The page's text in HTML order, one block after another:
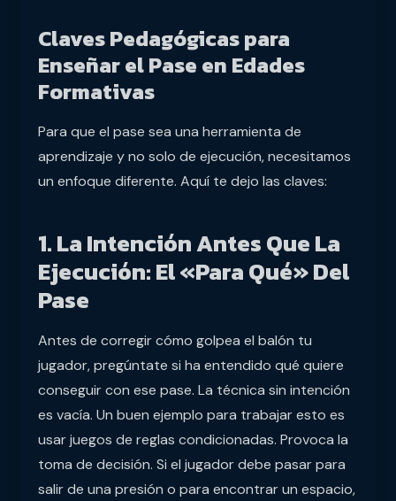
Claves Pedagógicas para
Enseñar el Pase en Edades
Formativas
Para que el pase sea una herramienta de
aprendizaje y no solo de ejecución, necesitamos
un enfoque diferente. Aquí te dejo las claves:
1. La Intención Antes Que La
Ejecución: El «Para Qué» Del
Pase
Antes de corregir cómo golpea el balón tu
jugador, pregúntate si ha entendido qué quiere
conseguir con ese pase. La técnica sin intención
es vacía. Un buen ejemplo para trabajar esto es
usar juegos de reglas condicionadas. Provoca la
toma de decisión. Si el jugador debe pasar para
salir de una presión o para encontrar un espacio,